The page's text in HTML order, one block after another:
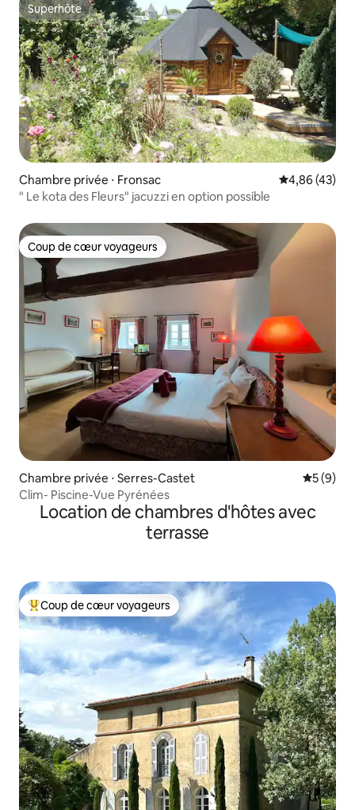
Superhôte
Superhôte
Chambre privée ⋅ Fronsac Évaluation
4,86 (43)
" Le kota des Fleurs" jacuzzi en option possible
Coup de cœur voyageurs
Coup de cœur voyageurs
Chambre privée ⋅ Serres-Castet
5 (9)
Clim- Piscine-Vue Pyrénées
Location de chambres d'hôtes avec
terrasse
Coups de cœur voyageurs les plus appréciés
Coup de cœur voyageurs